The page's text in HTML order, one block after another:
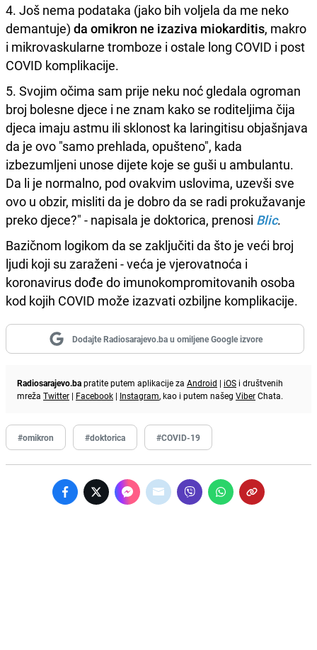
4. Još nema podataka (jako bih voljela da me neko
demantuje) da omikron ne izaziva miokarditis, makro
i mikrovaskularne tromboze i ostale long COVID i post
COVID komplikacije.
5. Svojim očima sam prije neku noć gledala ogroman
broj bolesne djece i ne znam kako se roditeljima čija
djeca imaju astmu ili sklonost ka laringitisu objašnjava
da je ovo "samo prehlada, opušteno", kada
izbezumljeni unose dijete koje se guši u ambulantu.
Da li je normalno, pod ovakvim uslovima, uzevši sve
ovo u obzir, misliti da je dobro da se radi prokužavanje
preko djece?" - napisala je doktorica, prenosi Blic.
Bazičnom logikom da se zaključiti da što je veći broj
ljudi koji su zaraženi - veća je vjerovatnoća i
koronavirus dođe do imunokompromitovanih osoba
kod kojih COVID može izazvati ozbiljne komplikacije.
Dodajte Radiosarajevo.ba u omiljene Google izvore
Radiosarajevo.bapratite putem aplikacije za Android | iOS i društvenih
mreža Twitter | Facebook | Instagram, kao i putem našeg ViberChata.
#omikron #doktorica #COVID-19